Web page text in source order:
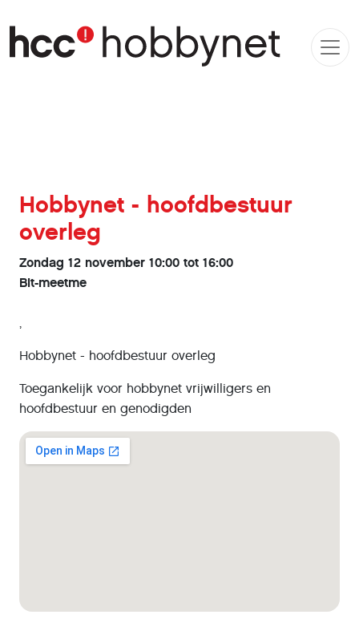
Hobbynet - hoofdbestuur
overleg
Zondag 12 november 10:00 tot 16:00
Bit-meetme
,
Hobbynet - hoofdbestuur overleg
Toegankelijk voor hobbynet vrijwilligers en
hoofdbestuur en genodigden